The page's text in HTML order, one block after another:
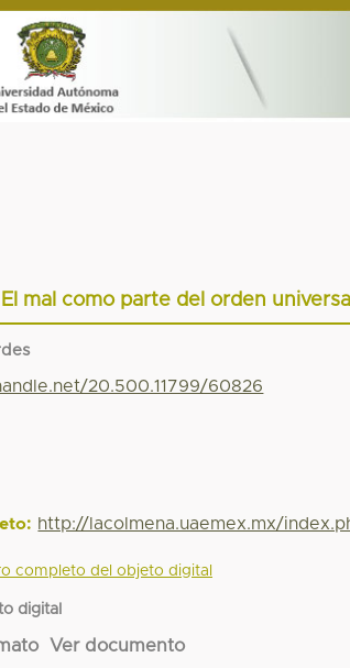
El mal como parte del orden
20.500.11799/60826
http://lacolmena.uaemex.mx/
completo del objeto digital
digital
Ver documento